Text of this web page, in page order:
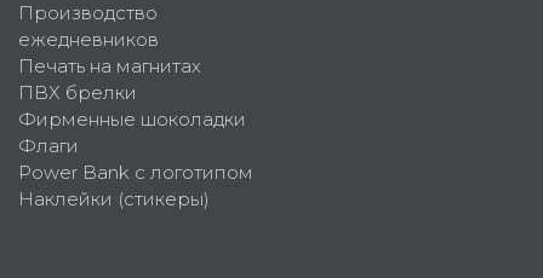
Производство
ежедневников
Печать на магнитах
ПВХ брелки
Фирменные шоколадки
Флаги
Power Bank с логотипом
Наклейки (стикеры)